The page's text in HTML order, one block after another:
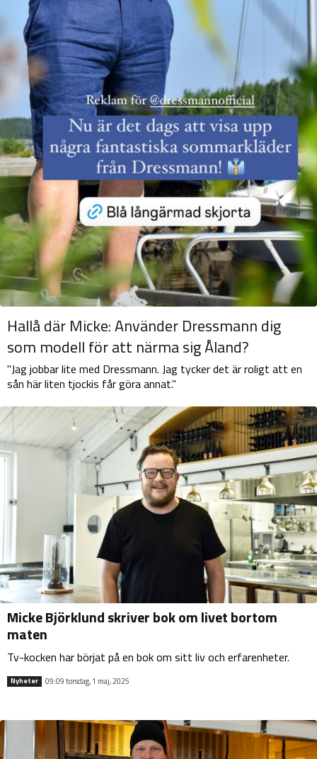
Hallå där Micke: Använder Dressmann dig
som modell för att närma sig Åland?
"Jag jobbar lite med Dressmann. Jag tycker det är roligt att en
sån här liten tjockis får göra annat."
Micke Björklund skriver bok om livet bortom
maten
Tv-kocken har börjat på en bok om sitt liv och erfarenheter.
Nyheter 09:09 torsdag, 1 maj, 2025